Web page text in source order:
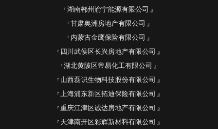
湖南郴州渝宁能源有限公司
甘肃奥洲房地产有限公司
内蒙古金鹰保险有限公司
四川武侯区长兴房地产有限公司
湖北黄陂区帝易化工有限公司
山西磊识生物科技股份有限公司
上海浦东新区拓迪保险有限公司
重庆江津区诚达房地产有限公司
天津南开区彩辉新材料有限公司